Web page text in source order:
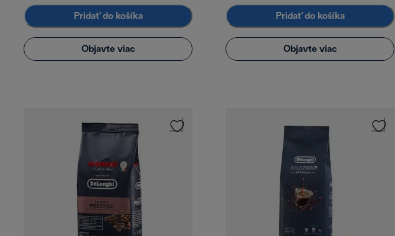
Pridať do košíka
Objavte viac
Pridať do košíka
Objavte viac